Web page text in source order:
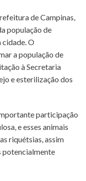
de Campinas,
população de
cidade. O
a população de
à Secretaria
e esterilização dos
participação
e esses animais
riquétsias, assim
potencialmente